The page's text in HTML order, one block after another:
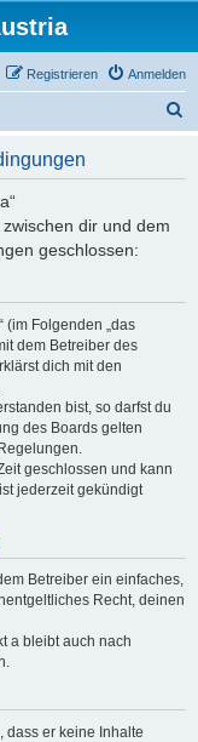
Anmelden
Registrieren
dir und dem
geschlossen:
(im Folgenden „das
dem Betreiber des
dich mit den
bist, so darfst du
des Boards gelten
geschlossen und kann
jederzeit gekündigt
Betreiber ein einfaches,
Recht, deinen
a bleibt auch nach
dass er keine Inhalte